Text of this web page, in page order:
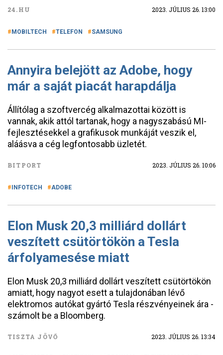
24.HU 2023. JÚLIUS 26. 13:00
MOBILTECH TELEFON SAMSUNG
Annyira belejött az Adobe, hogy
már a saját piacát harapdálja
Állítólag a szoftvercég alkalmazottai között is
vannak, akik attól tartanak, hogy a nagyszabású MI-
fejlesztésekkel a grafikusok munkáját veszik el,
aláásva a cég legfontosabb üzletét.
BITPORT 2023. JÚLIUS 26. 10:06
INFOTECH ADOBE
Elon Musk 20,3 milliárd dollárt
veszített csütörtökön a Tesla
árfolyamesése miatt
Elon Musk 20,3 milliárd dollárt veszített csütörtökön
amiatt, hogy nagyot esett a tulajdonában lévő
elektromos autókat gyártó Tesla részvényeinek ára -
számolt be a Bloomberg.
TISZTA JÖVŐ 2023. JÚLIUS 26. 13:34